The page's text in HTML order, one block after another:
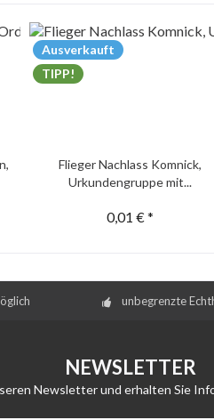
Ausverkauft
TIPP!
Flieger Nachlass Komnick,
Urkundengruppe mit...
0,01 € *
unbegrenzte
NEWSLETTER
Newsletter und erhalten Sie